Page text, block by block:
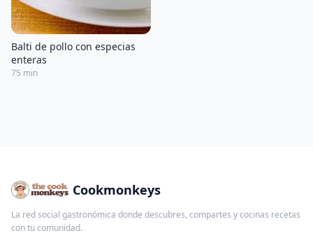
Balti de pollo con especias
enteras
75 min
Cookmonkeys
La red social gastronómica donde descubres, compartes y cocinas recetas
con tu comunidad.